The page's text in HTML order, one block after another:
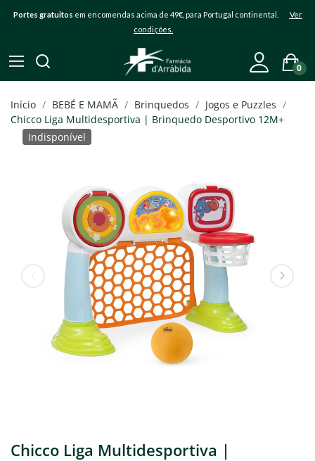
Portes gratuitos em encomendas acima de 49€, para Portugal continental. Ver
condições.
0
Início BEBÉ E MAMÃ Brinquedos
Jogos e Puzzles
Chicco Liga Multidesportiva | Brinquedo Desportivo 12M+
Indisponível
Chicco Liga Multidesportiva |